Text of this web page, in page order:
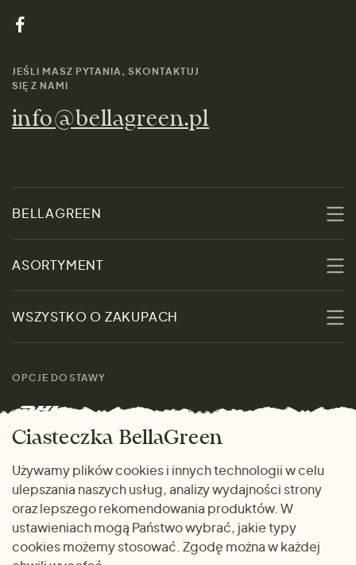
JEŚLI MASZ PYTANIA, SKONTAKTUJ
SIĘ Z NAMI
info@bellagreen.pl
BELLAGREEN
Zrównoważoność
Skontaktuj się z nami
Marki
ASORTYMENT
Kobiety
Mężczyźni
Prezenty
WSZYSTKO O ZAKUPACH
rozmiarach
Zwrot towaru
Dlaczego warto kupować
u nas
OPCJE DOSTAWY
METODY PŁATNOŚCI
Ciasteczka BellaGreen
Używamy plików cookies i innych technologii w celu
ulepszania naszych usług, analizy wydajności strony
oraz lepszego rekomendowania produktów. W
ustawieniach mogą Państwo wybrać, jakie typy
cookies możemy stosować. Zgodę można w każdej